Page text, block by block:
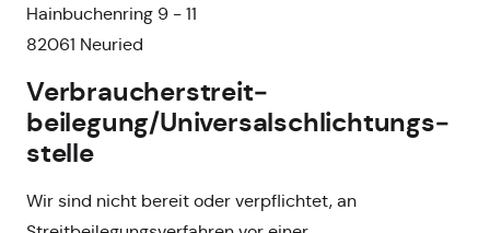
Hainbuchenring 9 - 11
82061 Neuried
Verbraucher­streit­
beilegung/Universal­schlichtungs­
stelle
Wir sind nicht bereit oder verpflichtet, an